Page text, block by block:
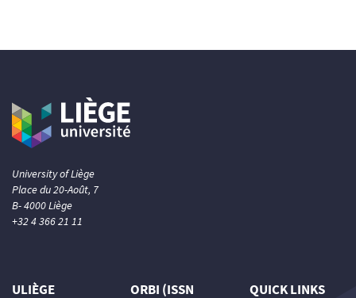
University of Liège
Place du 20-Août, 7
B- 4000 Liège
+32 4 366 21 11
ULIÈGE ORBI (ISSN QUICK LINKS